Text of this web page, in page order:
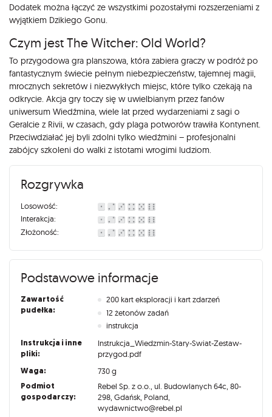
Dodatek można łączyć ze wszystkimi pozostałymi rozszerzeniami z
wyjątkiem Dzikiego Gonu.
Czym jest The Witcher: Old World?
To przygodowa gra planszowa, która zabiera graczy w podróż po
fantastycznym świecie pełnym niebezpieczeństw, tajemnej magii,
mrocznych sekretów i niezwykłych miejsc, które tylko czekają na
odkrycie. Akcja gry toczy się w uwielbianym przez fanów
uniwersum Wiedźmina, wiele lat przed wydarzeniami z sagi o
Geralcie z Rivii, w czasach, gdy plaga potworów trawiła Kontynent.
Przeciwdziałać jej byli zdolni tylko wiedźmini – profesjonalni
zabójcy szkoleni do walki z istotami wrogimi ludziom.
Rozgrywka
Losowość:
Interakcja:
Złożoność:
Podstawowe informacje
Zawartość
pudełka:
200 kart eksploracji i kart zdarzeń
12 żetonów zadań
instrukcja
Instrukcja i inne
pliki:
Instrukcja_Wiedzmin-Stary-Swiat-Zestaw-
przygod.pdf
Waga: 730 g
Podmiot
gospodarczy:
Rebel Sp. z o.o., ul. Budowlanych 64c, 80-
298, Gdańsk, Poland,
wydawnictwo@rebel.pl